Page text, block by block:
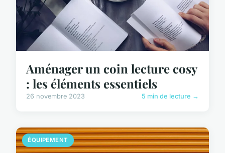
Aménager un coin lecture cosy
: les éléments essentiels
26 novembre 2023 5 min de lecture →
ÉQUIPEMENT